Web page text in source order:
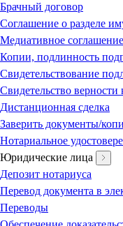
Брачный договор
Соглашение о разделе
Медиативное соглашение
Копии, подлинность
Свидетельствование
Свидетельство верности
Дистанционная сделка
Заверить документы/
Нотариальное
Юридические лица
Депозит нотариуса
Перевод документа в
Переводы